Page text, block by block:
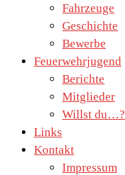
Fahrzeuge
Geschichte
Bewerbe
Feuerwehrjugend
Berichte
Mitglieder
Willst du…?
Links
Kontakt
Impressum